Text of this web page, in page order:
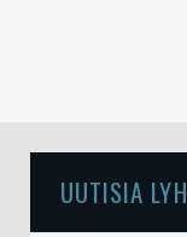
UUTISIA